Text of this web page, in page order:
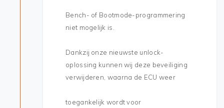
Bench- of Bootmode-programmering
niet mogelijk is.
Dankzij onze nieuwste unlock-
oplossing kunnen wij deze beveiliging
verwijderen, waarna de ECU weer
toegankelijk wordt voor